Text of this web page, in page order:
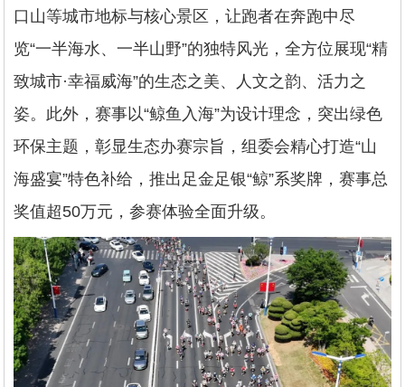
口山等城市地标与核心景区，让跑者在奔跑中尽
览“一半海水、一半山野”的独特风光，全方位展现“精
致城市·幸福威海”的生态之美、人文之韵、活力之
姿。此外，赛事以“鲸鱼入海”为设计理念，突出绿色
环保主题，彰显生态办赛宗旨，组委会精心打造“山
海盛宴”特色补给，推出足金足银“鲸”系奖牌，赛事总
奖值超50万元，参赛体验全面升级。